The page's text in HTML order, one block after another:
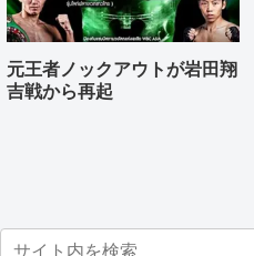
元王者ノックアウトが岩田翔
吉戦から再起